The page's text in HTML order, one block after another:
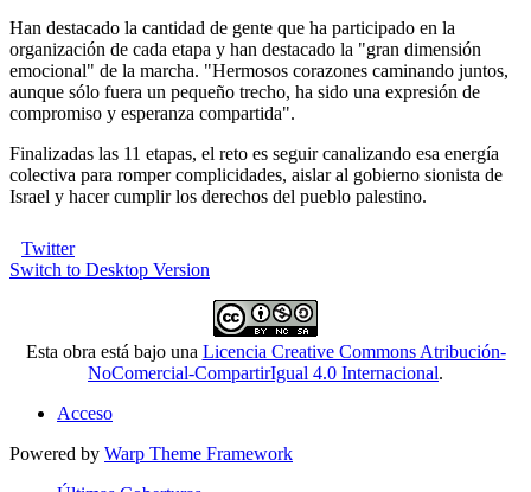
Han destacado la cantidad de gente que ha participado en la
organización de cada etapa y han destacado la "gran dimensión
emocional" de la marcha. "Hermosos corazones caminando juntos,
aunque sólo fuera un pequeño trecho, ha sido una expresión de
compromiso y esperanza compartida".
Finalizadas las 11 etapas, el reto es seguir canalizando esa energía
colectiva para romper complicidades, aislar al gobierno sionista de
Israel y hacer cumplir los derechos del pueblo palestino.
Twitter
Switch to Desktop Version
Esta obra está bajo una Licencia Creative Commons Atribución-
NoComercial-CompartirIgual 4.0 Internacional.
Acceso
Powered by Warp Theme Framework